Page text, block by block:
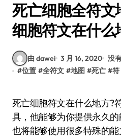
死亡细胞全符文
细胞符文在什么
由 dawei 3 月 16, 2020 没
#位置 #全符文 #地图 #死亡 #符
死亡细胞符文在什么地方?符文不同于一般的物品道
具，他能够为你提供永久
也将能够使用很多特殊的